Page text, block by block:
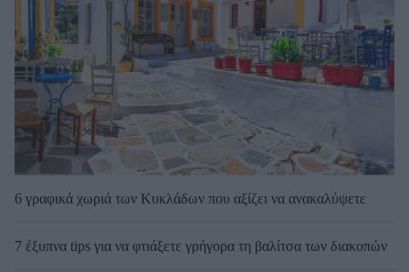
6 γραφικά χωριά των Κυκλάδων που αξίζει να ανακαλύψετε
7 έξυπνα tips για να φτιάξετε γρήγορα τη βαλίτσα των διακοπών